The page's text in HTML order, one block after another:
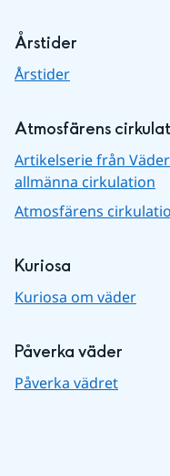
Årstider
Årstider
Atmosfärens
Artikelserie från
allmänna cirkulation
Atmosfärens
Kuriosa
Kuriosa om väder
Påverka väder
Påverka vädret